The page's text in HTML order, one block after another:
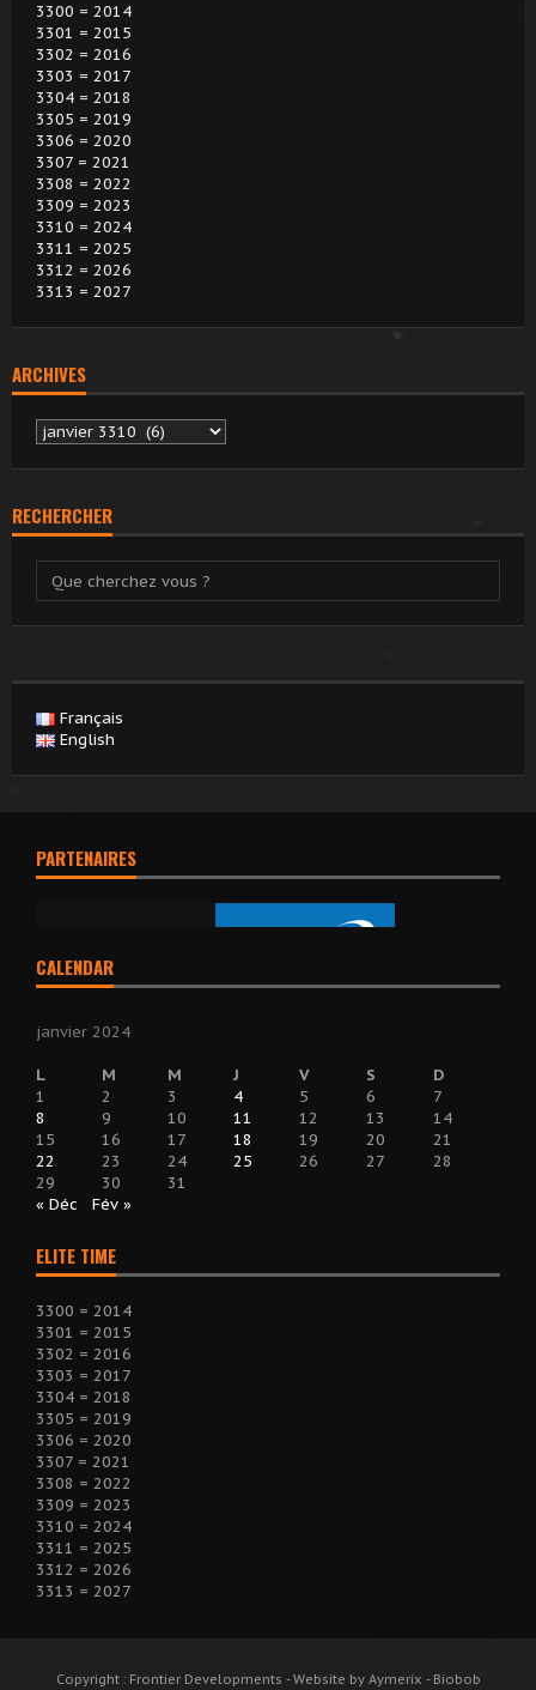
3300 = 2014
3301 = 2015
3302 = 2016
3303 = 2017
3304 = 2018
3305 = 2019
3306 = 2020
3307 = 2021
3308 = 2022
3309 = 2023
3310 = 2024
3311 = 2025
3312 = 2026
3313 = 2027
ARCHIVES
Archives
RECHERCHER
Français
English
PARTENAIRES
CALENDAR
janvier 2024
L M M J V S
D
1
2 3 4 5 6
7
8
9 10 11 12 13
14
15
16 17 18 19 20
21
22
23 24 25 26 27
28
29
30
31
« Déc
Fév »
ELITE TIME
3300 = 2014
3301 = 2015
3302 = 2016
3303 = 2017
3304 = 2018
3305 = 2019
3306 = 2020
3307 = 2021
3308 = 2022
3309 = 2023
3310 = 2024
3311 = 2025
3312 = 2026
3313 = 2027
Copyright : Frontier Developments - Website by Aymerix - Biobob